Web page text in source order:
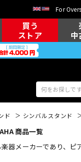
For
買う
ストア
アコギ/エレ
アコ
ド シンバルスタンド
商品一覧
器メーカーであり、